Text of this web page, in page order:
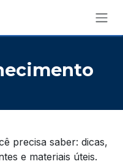
precisa saber: dicas,
e materiais úteis.